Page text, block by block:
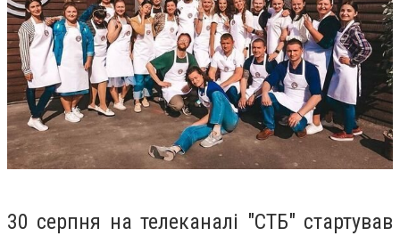
30 серпня на телеканалі "СТБ" стартував